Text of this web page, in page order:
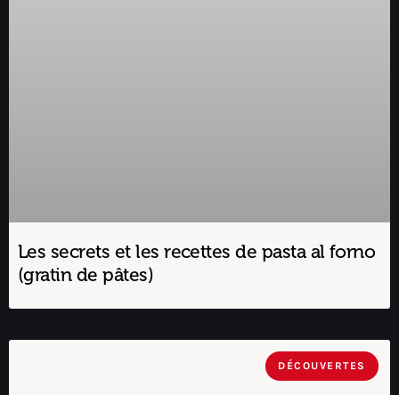
Les secrets et les recettes de pasta al forno
(gratin de pâtes)
DÉCOUVERTES